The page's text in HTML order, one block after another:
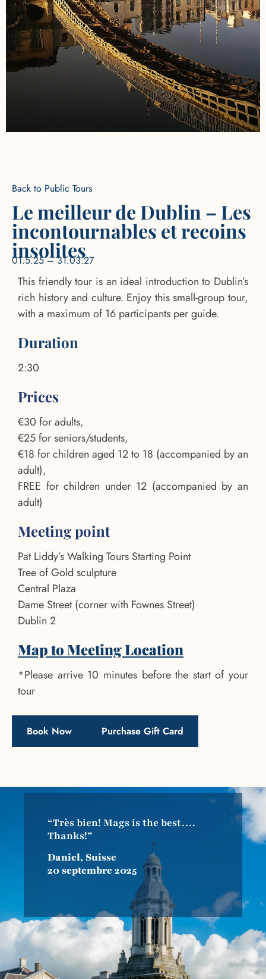
Back to Public Tours
Le meilleur de Dublin – Les
incontournables et recoins
insolites
01.5.25 – 31.03.27
This friendly tour is an ideal introduction to Dublin’s
rich history and culture. Enjoy this small-group tour,
with a maximum of 16 participants per guide.
Duration
2:30
Prices
€30 for adults,
€25 for seniors/students,
€18 for children aged 12 to 18 (accompanied by an
adult),
FREE for children under 12 (accompanied by an
adult)
Meeting point
Pat Liddy’s Walking Tours Starting Point
Tree of Gold sculpture
Central Plaza
Dame Street (corner with Fownes Street)
Dublin 2
Map to Meeting Location
*Please arrive 10 minutes before the start of your
tour
Book Now Purchase Gift Card
“Très bien! Mags is the best….
Thanks!”
Daniel, Suisse
20 septembre 2025